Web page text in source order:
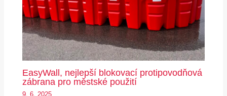
EasyWall, nejlepší blokovací protipovodňová
zábrana pro městské použití
9. 6. 2025